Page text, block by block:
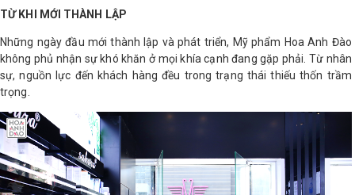
TỪ KHI MỚI THÀNH LẬP
Những ngày đầu mới thành lập và phát triển, Mỹ phẩm Hoa Anh Đào
không phủ nhận sự khó khăn ở mọi khía cạnh đang gặp phải. Từ nhân
sự, nguồn lực đến khách hàng đều trong trạng thái thiếu thốn trầm
trọng.